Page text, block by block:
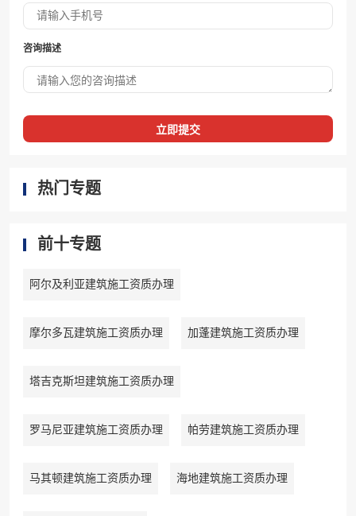
咨询描述
立即提交
热门专题
前十专题
阿尔及利亚建筑施工资质办理
摩尔多瓦建筑施工资质办理 加蓬建筑施工资质办理
塔吉克斯坦建筑施工资质办理
罗马尼亚建筑施工资质办理 帕劳建筑施工资质办理
马其顿建筑施工资质办理 海地建筑施工资质办理